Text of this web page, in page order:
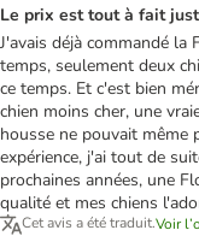
Le prix est tout à fait
J'avais déjà commandé
temps, seulement deux
ce temps. Et c'est bien
chien moins cher, une
housse ne pouvait même
expérience, j'ai tout de
prochaines années, une
qualité et mes chiens
Cet avis a été traduit.Voir